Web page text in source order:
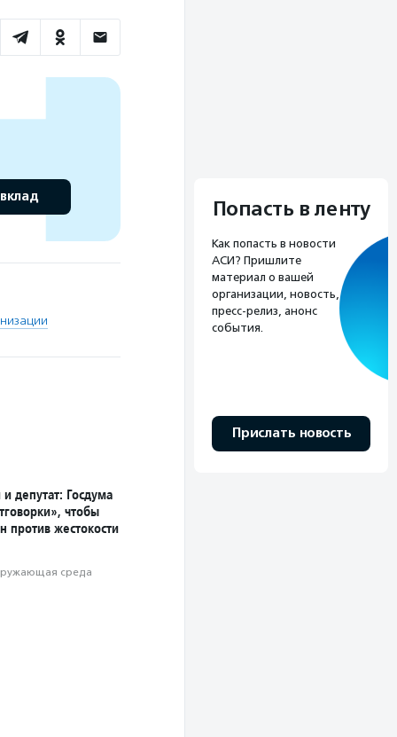
депутат: Госдума
чтобы
против жестокости
среда
Попасть в ленту
Как попасть в новости
АСИ? Пришлите
материал о вашей
организации, новость,
пресс-релиз, анонс
события.
Прислать новость